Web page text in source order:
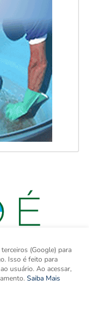
(Google) para
Isso é feito para
usuário. Ao acessar,
Saiba Mais